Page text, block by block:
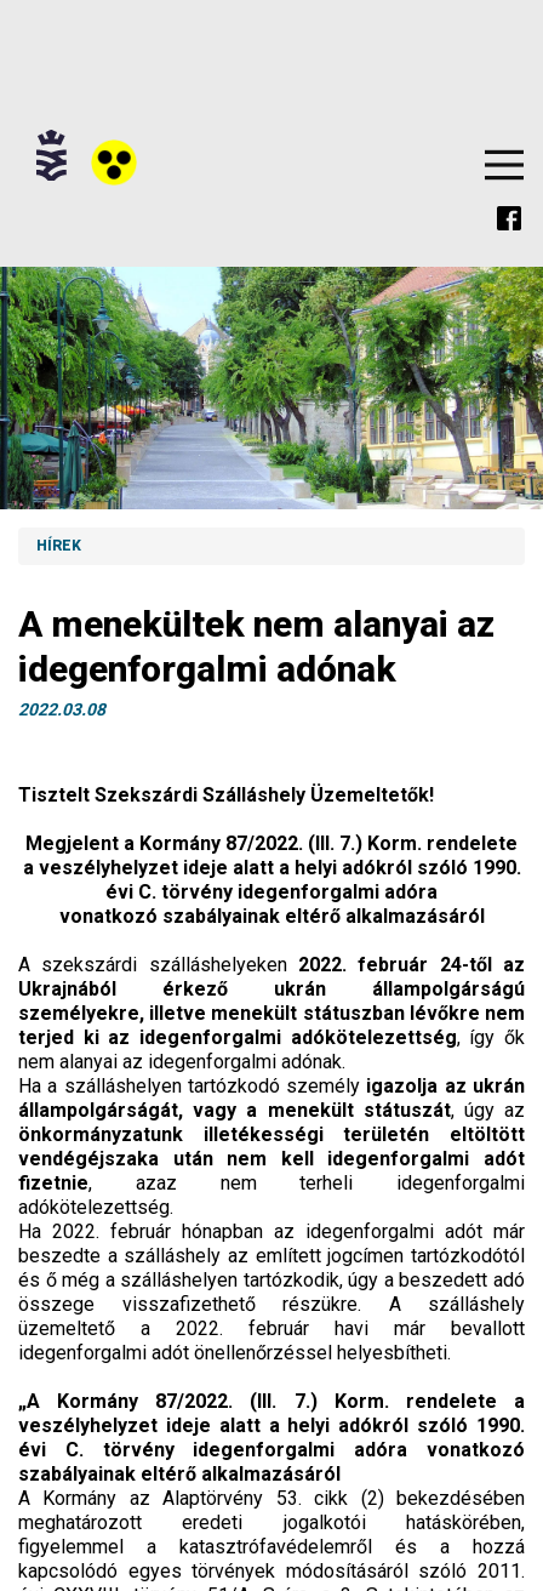
HÍREK
A menekültek nem alanyai az
idegenforgalmi adónak
2022.03.08
Tisztelt Szekszárdi Szálláshely Üzemeltetők!
Megjelent a Kormány 87/2022. (III. 7.) Korm. rendelete
a veszélyhelyzet ideje alatt a helyi adókról szóló 1990.
évi C. törvény idegenforgalmi adóra
vonatkozó szabályainak eltérő alkalmazásáról
A szekszárdi szálláshelyeken 2022. február 24-től az
Ukrajnából érkező ukrán állampolgárságú
személyekre, illetve menekült státuszban lévőkre nem
terjed ki az idegenforgalmi adókötelezettség, így ők
nem alanyai az idegenforgalmi adónak.
Ha a szálláshelyen tartózkodó személy igazolja az ukrán
állampolgárságát, vagy a menekült státuszát, úgy az
önkormányzatunk illetékességi területén eltöltött
vendégéjszaka után nem kell idegenforgalmi adót
fizetnie, azaz nem terheli idegenforgalmi
adókötelezettség.
Ha 2022. február hónapban az idegenforgalmi adót már
beszedte a szálláshely az említett jogcímen tartózkodótól
és ő még a szálláshelyen tartózkodik, úgy a beszedett adó
összege visszafizethető részükre. A szálláshely
üzemeltető a 2022. február havi már bevallott
idegenforgalmi adót önellenőrzéssel helyesbítheti.
„A Kormány 87/2022. (III. 7.) Korm. rendelete a
veszélyhelyzet ideje alatt a helyi adókról szóló 1990.
évi C. törvény idegenforgalmi adóra vonatkozó
szabályainak eltérő alkalmazásáról
A Kormány az Alaptörvény 53. cikk (2) bekezdésében
meghatározott eredeti jogalkotói hatáskörében,
figyelemmel a katasztrófavédelemről és a hozzá
kapcsolódó egyes törvények módosításáról szóló 2011.